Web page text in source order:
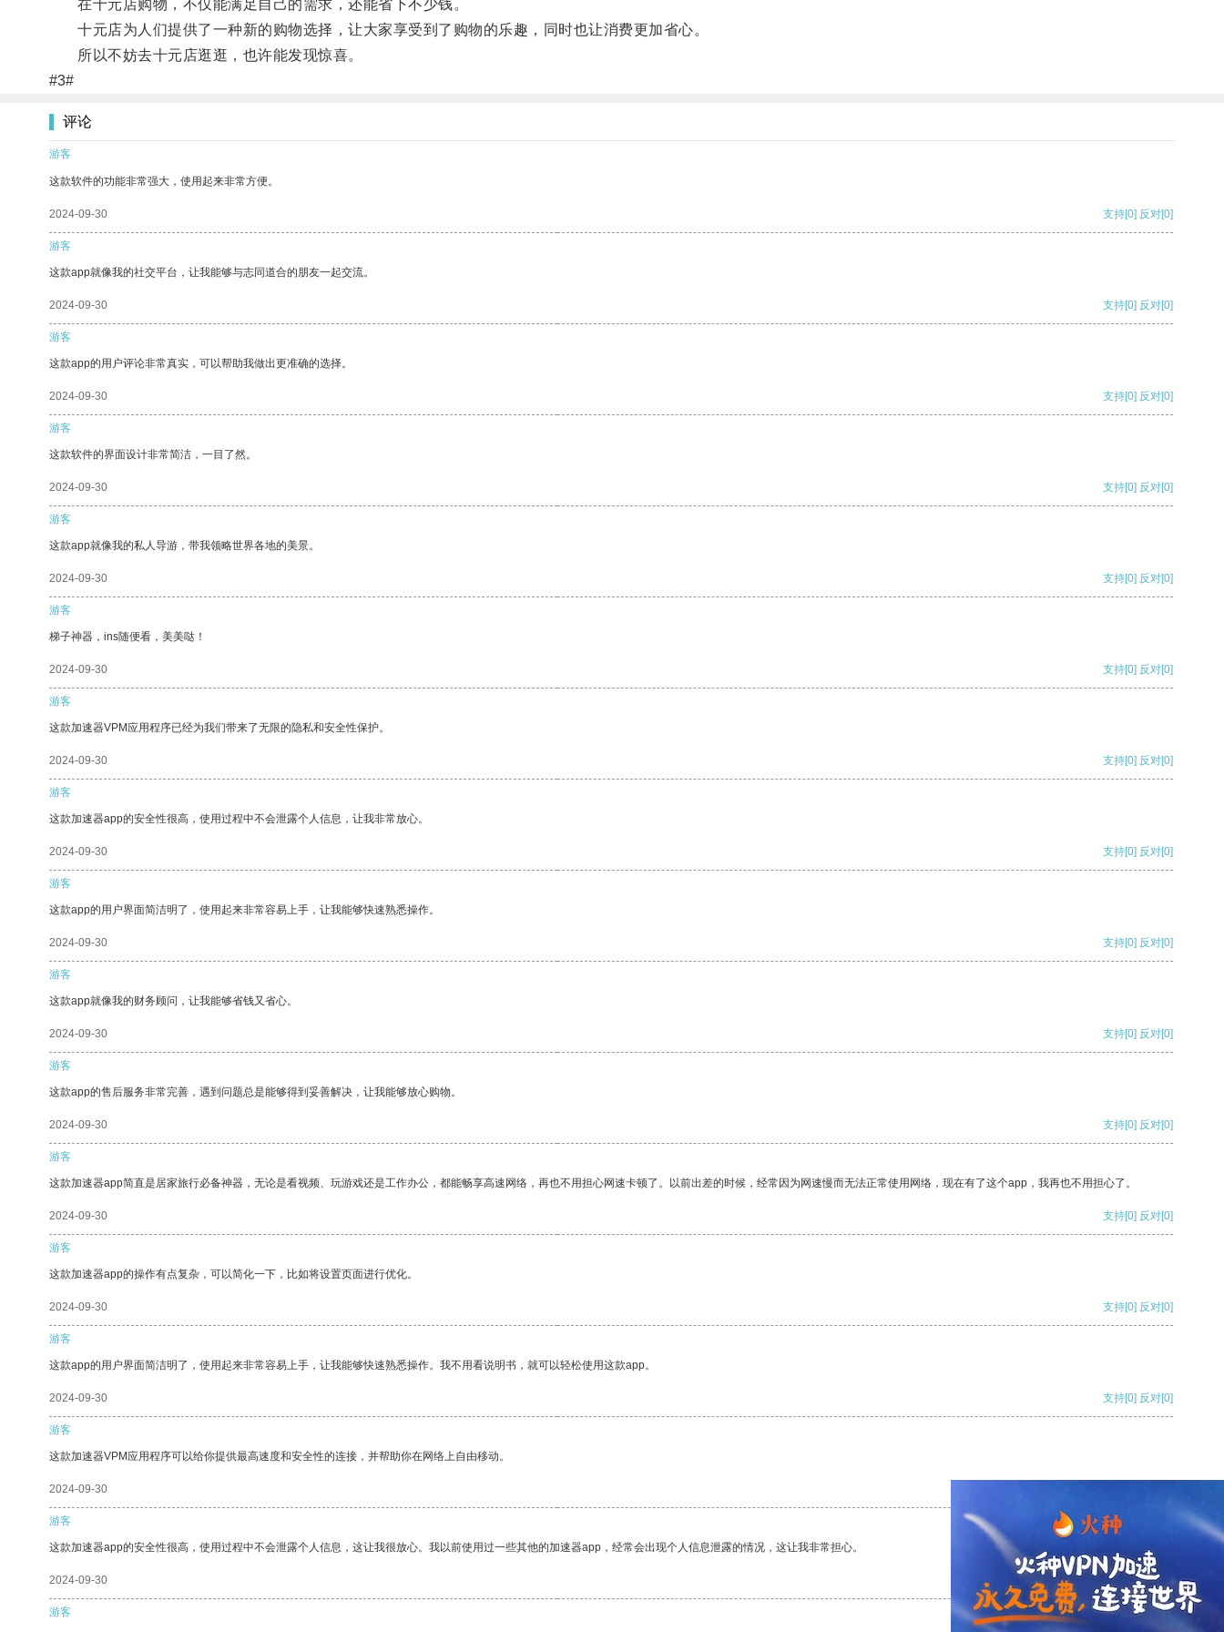
在十元店购物，不仅能满足自己的需求，还能省下不少钱。
十元店为人们提供了一种新的购物选择，让大家享受到了购物的乐趣，同时也让消费更加省心。
所以不妨去十元店逛逛，也许能发现惊喜。
#3#
评论
游客
这款软件的功能非常强大，使用起来非常方便。
2024-09-30 支持[0] 反对[0]
游客
这款app就像我的社交平台，让我能够与志同道合的朋友一起交流。
2024-09-30 支持[0] 反对[0]
游客
这款app的用户评论非常真实，可以帮助我做出更准确的选择。
2024-09-30 支持[0] 反对[0]
游客
这款软件的界面设计非常简洁，一目了然。
2024-09-30 支持[0] 反对[0]
游客
这款app就像我的私人导游，带我领略世界各地的美景。
2024-09-30 支持[0] 反对[0]
游客
梯子神器，ins随便看，美美哒！
2024-09-30 支持[0] 反对[0]
游客
这款加速器VPM应用程序已经为我们带来了无限的隐私和安全性保护。
2024-09-30 支持[0] 反对[0]
游客
这款加速器app的安全性很高，使用过程中不会泄露个人信息，让我非常放心。
2024-09-30 支持[0] 反对[0]
游客
这款app的用户界面简洁明了，使用起来非常容易上手，让我能够快速熟悉操作。
2024-09-30 支持[0] 反对[0]
游客
这款app就像我的财务顾问，让我能够省钱又省心。
2024-09-30 支持[0] 反对[0]
游客
这款app的售后服务非常完善，遇到问题总是能够得到妥善解决，让我能够放心购物。
2024-09-30 支持[0] 反对[0]
游客
这款加速器app简直是居家旅行必备神器，无论是看视频、玩游戏还是工作办公，都能畅享高速网络，再也不用担心网速卡顿了。以前出差的时候，经常因为网速慢而无法正常使用网络，现在有了这个app，我再也不用担心了。
2024-09-30 支持[0] 反对[0]
游客
这款加速器app的操作有点复杂，可以简化一下，比如将设置页面进行优化。
2024-09-30 支持[0] 反对[0]
游客
这款app的用户界面简洁明了，使用起来非常容易上手，让我能够快速熟悉操作。我不用看说明书，就可以轻松使用这款app。
2024-09-30 支持[0] 反对[0]
游客
这款加速器VPM应用程序可以给你提供最高速度和安全性的连接，并帮助你在网络上自由移动。
2024-09-30
游客
这款加速器app的安全性很高，使用过程中不会泄露个人信息，这让我很放心。我以前使用过一些其他的加速器app，经常会出现个人信息泄露的情况，这让我非常担心。
2024-09-30 支持 [0] 反对 [0]
游客